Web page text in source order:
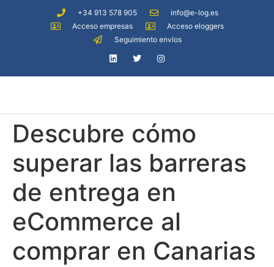
+34 913 578 905
info@e-log.es
Acceso empresas
Acceso eloggers
Seguimiento envíos
Descubre cómo
superar las barreras
de entrega en
eCommerce al
comprar en Canarias